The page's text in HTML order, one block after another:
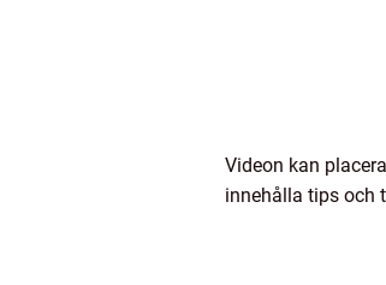
Videon kan
innehålla tips och